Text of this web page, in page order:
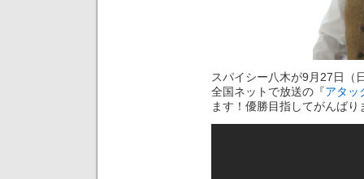
スパイシー八木が9月27日（
全国ネットで放送の『アタッ
ます！優勝目指してがんば